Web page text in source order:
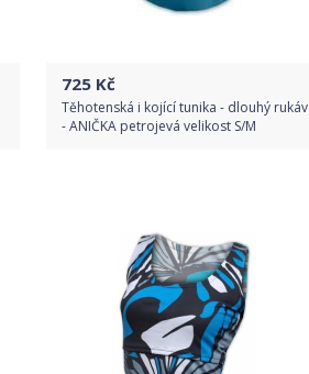
725 Kč
Těhotenská i kojící tunika - dlouhý rukáv
- ANIČKA petrojevá velikost S/M
Detail produktu